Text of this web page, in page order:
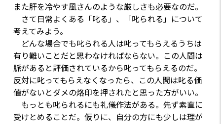
また肝を冷やす風さんのような厳しさも必要なのだ。
さて日常よくある「叱る」、「叱られる」について
考えてみよう。
どんな場合でも叱られる人は叱ってもらえるうちは
有り難いことだと思わなければならない。この人間は
脈があると評価されているから叱ってもらえるのだ。
反対に叱ってもらえなくなったら、この人間は叱る価
値がないとダメの烙印を押されたと思った方がいい。
もっとも叱られるにも礼儀作法がある。先ず素直に
受けとめることだ。仮りに、自分の方にも少しは理が